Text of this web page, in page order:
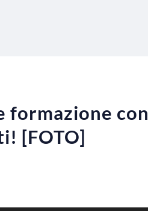
formazione
[FOTO]